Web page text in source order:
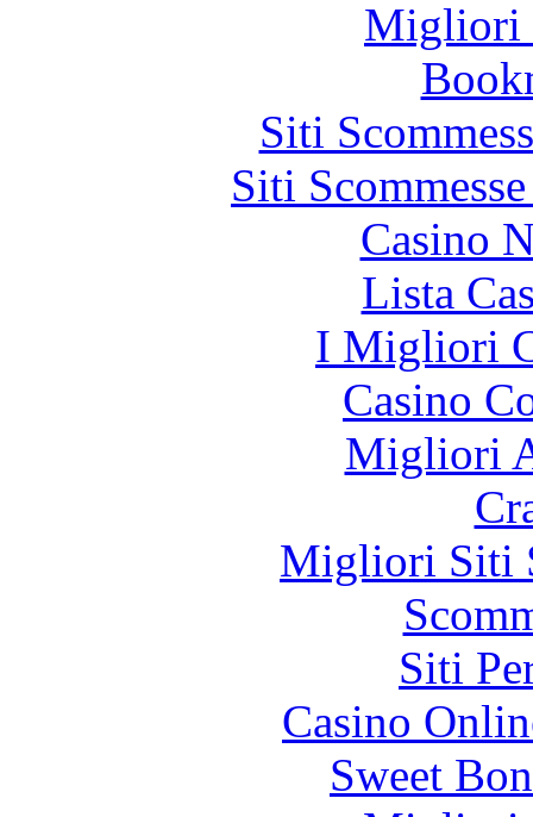
Migliori
Siti
Siti
Casino
Lista
I Migliori
Casino
Migliori
Migliori Siti
Siti
Casino
Sweet